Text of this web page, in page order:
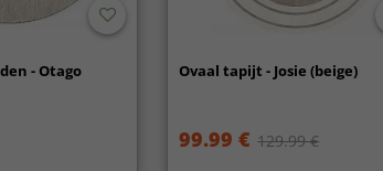
- Otago
Ovaal tapijt - Josie (beige)
99.99 € 129.99 €